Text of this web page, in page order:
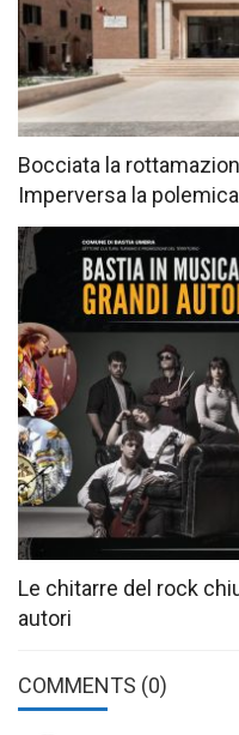
Bocciata la
Imperversa la polemica
Le chitarre del rock
autori
COMMENTS (0)